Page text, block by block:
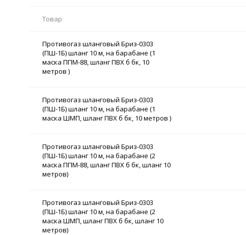
Товар
Противогаз шланговый Бриз-0303
(ПШ-1Б) шланг 10 м, на барабане (1
маска ППМ-88, шланг ПВХ б бк, 10
метров )
Противогаз шланговый Бриз-0303
(ПШ-1Б) шланг 10 м, на барабане (1
маска ШМП, шланг ПВХ б бк, 10 метров )
Противогаз шланговый Бриз-0303
(ПШ-1Б) шланг 10 м, на барабане (2
маска ППМ-88, шланг ПВХ б бк, шланг 10
метров)
Противогаз шланговый Бриз-0303
(ПШ-1Б) шланг 10 м, на барабане (2
маска ШМП, шланг ПВХ б бк, шланг 10
метров)